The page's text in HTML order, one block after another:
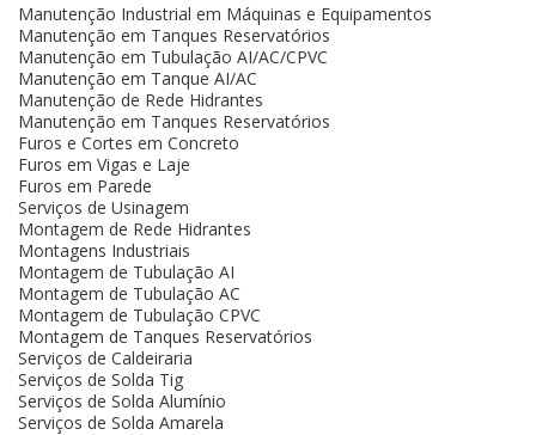
Manutenção Industrial em Máquinas e Equipamentos
Manutenção em Tanques Reservatórios
Manutenção em Tubulação AI/AC/CPVC
Manutenção em Tanque AI/AC
Manutenção de Rede Hidrantes
Manutenção em Tanques Reservatórios
Furos e Cortes em Concreto
Furos em Vigas e Laje
Furos em Parede
Serviços de Usinagem
Montagem de Rede Hidrantes
Montagens Industriais
Montagem de Tubulação AI
Montagem de Tubulação AC
Montagem de Tubulação CPVC
Montagem de Tanques Reservatórios
Serviços de Caldeiraria
Serviços de Solda Tig
Serviços de Solda Alumínio
Serviços de Solda Amarela